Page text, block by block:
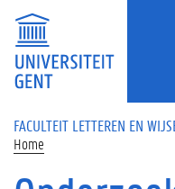
Overslaan en naar de inhoud gaan
FACULTEIT LETTEREN EN
Home